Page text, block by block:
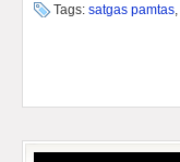
Tags: satgas pamtas,